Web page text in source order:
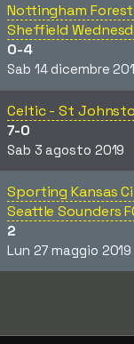
Nottingham
Sheffield
0-4
Sab 14 dicembre
Celtic - St
7-0
Sab 3 agosto 2019
Sporting Kansas
Seattle Sounders
2
Lun 27 maggio 2019